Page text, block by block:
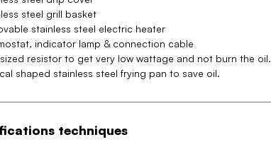
steel grill basket
stainless steel electric heater
indicator lamp & connection cable
resistor to get very low wattage and not burn the oil.
shaped stainless steel frying pan to save oil.
techniques